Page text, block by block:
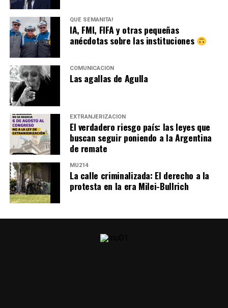
QUÉ SEMANITA!
IA, FMI, FIFA y otras pequeñas
anécdotas sobre las instituciones
COMUNICACIÓN
Las agallas de Agulla
EXTRANJERIZACIÓN
El verdadero riesgo país: las leyes que
buscan seguir poniendo a la Argentina
de remate
MU214
La calle criminalizada: El derecho a la
protesta en la era Milei-Bullrich